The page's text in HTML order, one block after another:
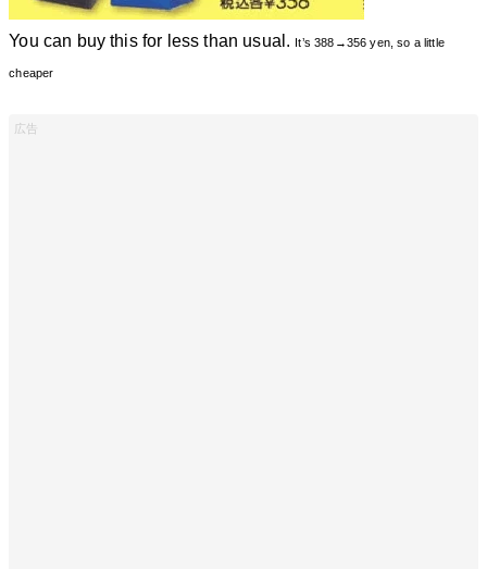
You can buy this for less than usual. It’s 388→356 yen, so a little
cheaper